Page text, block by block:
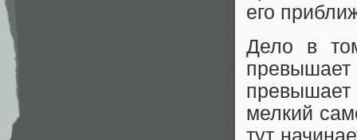
его
Дело в
превышает
мелкий
тут